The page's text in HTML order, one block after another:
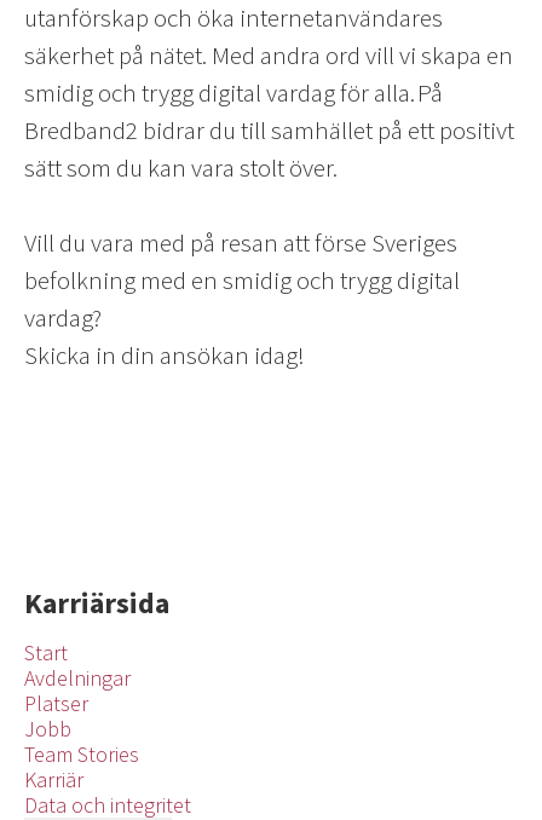
utanförskap och öka internetanvändares
säkerhet på nätet. Med andra ord vill vi skapa en
smidig och trygg digital vardag för alla. På
Bredband2 bidrar du till samhället på ett positivt
sätt som du kan vara stolt över.
Vill du vara med på resan att förse Sveriges
befolkning med en smidig och trygg digital
vardag?
Skicka in din ansökan idag!
Karriärsida
Start
Avdelningar
Platser
Jobb
Team Stories
Karriär
Data och integritet